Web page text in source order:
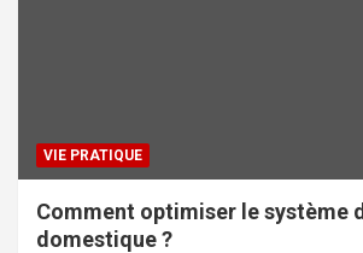
VIE PRATIQUE
Comment optimiser le système
domestique ?